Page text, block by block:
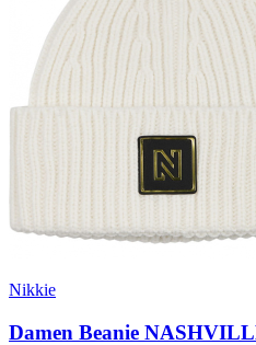
Nikkie
Damen Beanie